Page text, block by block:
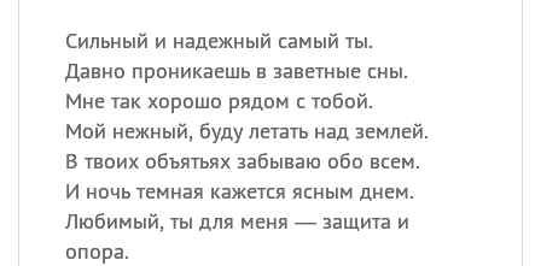
Сильный и надежный самый ты.
Давно проникаешь в заветные сны.
Мне так хорошо рядом с тобой.
Мой нежный, буду летать над землей.
В твоих объятьях забываю обо всем.
И ночь темная кажется ясным днем.
Любимый, ты для меня — защита и
опора.